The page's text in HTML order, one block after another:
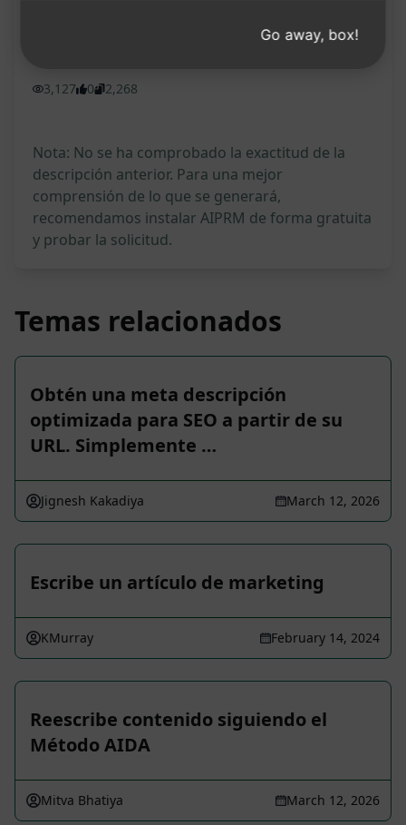
Prueba en Claude Prueba en ChatGPT
3,127 0 2,268
Nota: No se ha comprobado la exactitud de la
descripción anterior. Para una mejor
comprensión de lo que se generará,
recomendamos instalar AIPRM de forma gratuita
y probar la solicitud.
Temas relacionados
Obtén una meta descripción
optimizada para SEO a partir de su
URL. Simplemente …
Jignesh Kakadiya March 12, 2026
Escribe un artículo de marketing
KMurray February 14, 2024
Reescribe contenido siguiendo el
Método AIDA
Mitva Bhatiya March 12, 2026
Go away, box!